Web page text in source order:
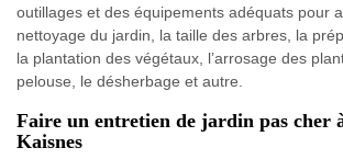
outillages et des équipements adéquats pour
nettoyage du jardin, la taille des arbres, la
la plantation des végétaux, l’arrosage des
pelouse, le désherbage et autre.
Faire un entretien de jardin pas cher
Kaisnes